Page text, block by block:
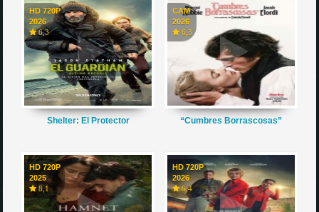
HD 720P
2026
6,3
Shelter: El Protector
CAM
2026
6,3
“Cumbres Borrascosas”
HD 720P
2025
8,1
HD 720P
2026
6,4